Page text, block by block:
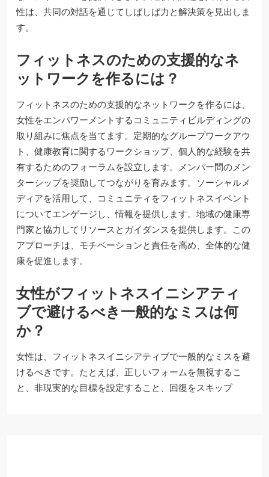
性は、共同の対話を通じてしばしば力と解決策を見出しま
す。
フィットネスのための支援的なネ
ットワークを作るには？
フィットネスのための支援的なネットワークを作るには、
女性をエンパワーメントするコミュニティビルディングの
取り組みに焦点を当てます。定期的なグループワークアウ
ト、健康教育に関するワークショップ、個人的な経験を共
有するためのフォーラムを設立します。メンバー間のメン
ターシップを奨励してつながりを育みます。ソーシャルメ
ディアを活用して、コミュニティをフィットネスイベント
についてエンゲージし、情報を提供します。地域の健康専
門家と協力してリソースとガイダンスを提供します。この
アプローチは、モチベーションと責任を高め、全体的な健
康を促進します。
女性がフィットネスイニシアティ
ブで避けるべき一般的なミスは何
か？
女性は、フィットネスイニシアティブで一般的なミスを避
けるべきです。たとえば、正しいフォームを無視するこ
と、非現実的な目標を設定すること、回復をスキップ